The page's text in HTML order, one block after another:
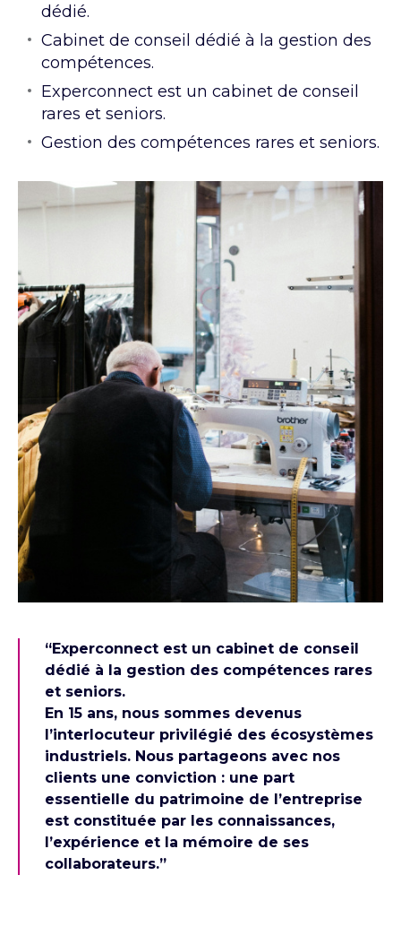
dédié.
Cabinet de conseil dédié à la gestion des
compétences.
Experconnect est un cabinet de conseil
rares et seniors.
Gestion des compétences rares et seniors.
“Experconnect est un cabinet de conseil
dédié à la gestion des compétences rares
et seniors.
En 15 ans, nous sommes devenus
l’interlocuteur privilégié des écosystèmes
industriels. Nous partageons avec nos
clients une conviction : une part
essentielle du patrimoine de l’entreprise
est constituée par les connaissances,
l’expérience et la mémoire de ses
collaborateurs.”